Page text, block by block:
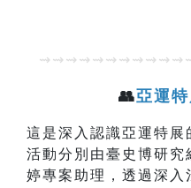
👥亞運
這是深入認識亞運特展
活動分別由臺史博研究
婷專案助理，透過深入